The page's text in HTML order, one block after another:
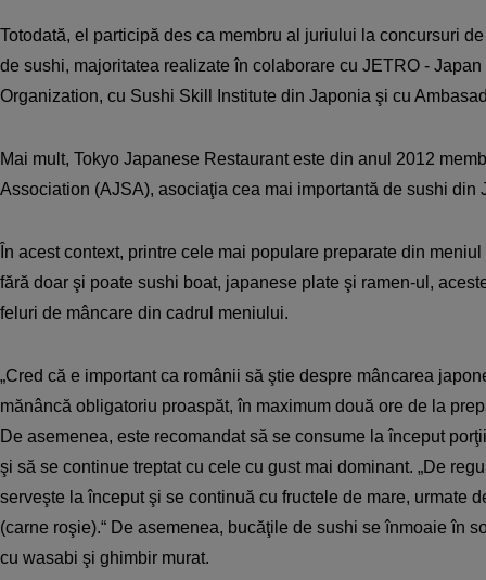
Totodată, el participă des ca membru al juriului la concursuri
de sushi, majoritatea realizate în colaborare cu JETRO -
Organization, cu Sushi Skill Institute din Japonia şi cu
Mai mult, Tokyo Japanese Restaurant este din anul 2012
Association (AJSA), asociaţia cea mai importantă de sushi din
În acest context, printre cele mai populare preparate din
fără doar şi poate sushi boat, japanese plate şi ramen-ul,
feluri de mâncare din cadrul meniului.
„Cred că e important ca românii să ştie despre mâncarea
mănâncă obligatoriu proaspăt, în maximum două ore de la
De asemenea, este recomandat să se consume la început
şi să se continue treptat cu cele cu gust mai dominant. „De
serveşte la început şi se continuă cu fructele de mare, urmate
(carne roşie).“ De asemenea, bucăţile de sushi se înmoaie în
cu wasabi şi ghimbir murat.